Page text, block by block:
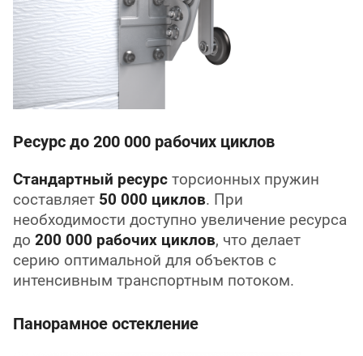
Ресурс до 200 000 рабочих циклов
Стандартный ресурс торсионных пружин
составляет 50 000 циклов. При
необходимости доступно увеличение ресурса
до 200 000 рабочих циклов, что делает
серию оптимальной для объектов с
интенсивным транспортным потоком.
Панорамное остекление